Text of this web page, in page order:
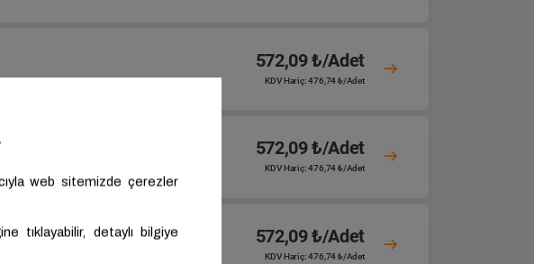
572,09 ₺/Adet
KDV Hariç: 476,74 ₺/Adet
572,09 ₺/Adet
KDV Hariç: 476,74 ₺/Adet
572,09 ₺/Adet
KDV Hariç: 476,74 ₺/Adet